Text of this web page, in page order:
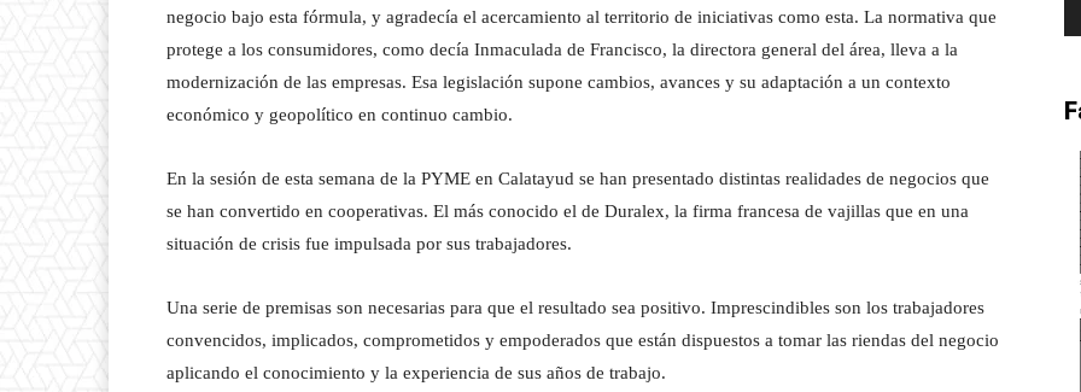
negocio bajo esta fórmula, y agradecía el acercamiento al territorio de iniciativas como esta. La normativa que
protege a los consumidores, como decía Inmaculada de Francisco, la directora general del área, lleva a la
modernización de las empresas. Esa legislación supone cambios, avances y su adaptación a un contexto
económico y geopolítico en continuo cambio.
En la sesión de esta semana de la PYME en Calatayud se han presentado distintas realidades de negocios que
se han convertido en cooperativas. El más conocido el de Duralex, la firma francesa de vajillas que en una
situación de crisis fue impulsada por sus trabajadores.
Una serie de premisas son necesarias para que el resultado sea positivo. Imprescindibles son los trabajadores
convencidos, implicados, comprometidos y empoderados que están dispuestos a tomar las riendas del negocio
aplicando el conocimiento y la experiencia de sus años de trabajo.